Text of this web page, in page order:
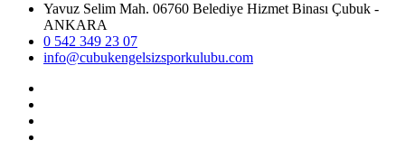
Yavuz Selim Mah. 06760 Belediye Hizmet Binası Çubuk -
ANKARA
0 542 349 23 07
info@cubukengelsizsporkulubu.com